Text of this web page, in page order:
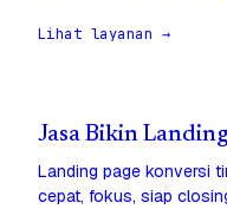
Lihat layanan →
Jasa Bikin
Landing page konversi
cepat, fokus, siap